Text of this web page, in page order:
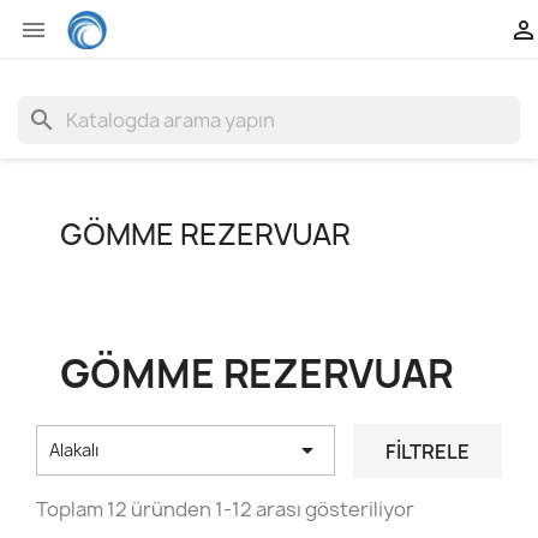
 
search
GÖMME REZERVUAR
GÖMME REZERVUAR
Alakalı  FILTRELE
Toplam 12 üründen 1-12 arası gösteriliyor